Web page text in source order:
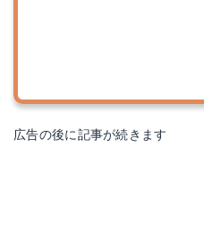
広告の後に記事が続きます